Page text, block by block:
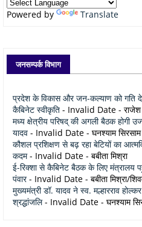
Powered by Translate
जनसम्पर्क विभाग
प्रदेश के विकास और जन-कल्याण को गति
कैबिनेट स्वीकृति - Invalid Date -
मध्य क्षेत्रीय परिषद् की अगली बैठक होगी
यादव - Invalid Date - घनश्याम सिरसाम
कौशल प्रशिक्षण से बढ़ रहा बेटियों का
कदम- Invalid Date - बबीता मिश्रा
ई-रिक्शा से कैबिनेट बैठक के लिए मंत्रालय
पंवार- Invalid Date - बबीता मिश्रा/
मुख्यमंत्री डॉ. यादव ने स्व. मल्हारराव
श्रद्धांजलि- Invalid Date - घनश्याम